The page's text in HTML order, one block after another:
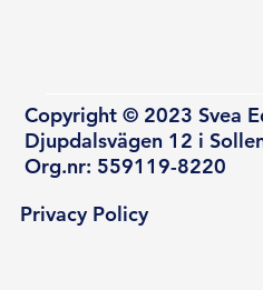
Copyright © 2023 Svea
Djupdalsvägen 12 i
Org.nr: 559119-8220
Privacy Policy